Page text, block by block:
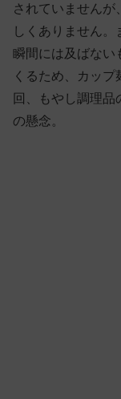
されていませんが
しくありません
瞬間には及ばない
くるため、カッ
回、もやし調理
の懸念。